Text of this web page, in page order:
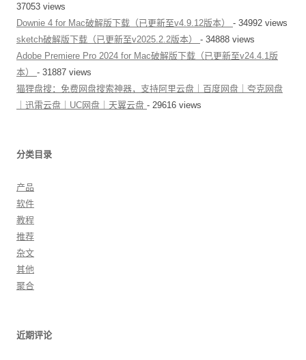
37053 views
Downie 4 for Mac破解版下载（已更新至v4.9.12版本） - 34992 views
sketch破解版下载（已更新至v2025.2.2版本） - 34888 views
Adobe Premiere Pro 2024 for Mac破解版下载（已更新至v24.4.1版
本） - 31887 views
猫狸盘搜：免费网盘搜索神器，支持阿里云盘｜百度网盘｜夸克网盘
｜迅雷云盘｜UC网盘｜天翼云盘 - 29616 views
分类目录
产品
软件
教程
推荐
杂文
其他
聚合
近期评论